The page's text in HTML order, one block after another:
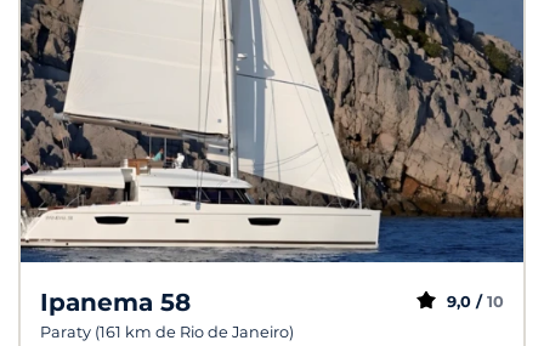
Ipanema 58
Paraty (161 km de Rio de Janeiro)
9,0 / 10